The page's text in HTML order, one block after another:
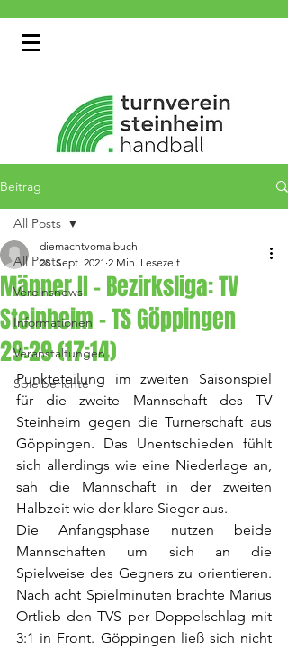
Beitrag
All Posts
Vereinsnews
Informationen
Veranstaltungen
Spielberichte
All Posts
Männer II - Bezirksliga: TV
Steinheim – TS Göppingen
29:29 (17:14)
diemachtvomalbuch
28. Sept. 2021 2 Min. Lesezeit
Punkteteilung im zweiten Saisonspiel
für die zweite Mannschaft des TV
Steinheim gegen die Turnerschaft aus
Göppingen. Das Unentschieden fühlt
sich allerdings wie eine Niederlage an,
sah die Mannschaft in der zweiten
Halbzeit wie der klare Sieger aus.
Die Anfangsphase nutzen beide
Mannschaften um sich an die
Spielweise des Gegners zu orientieren.
Nach acht Spielminuten brachte Marius
Ortlieb den TVS per Doppelschlag mit
3:1 in Front. Göppingen ließ sich nicht